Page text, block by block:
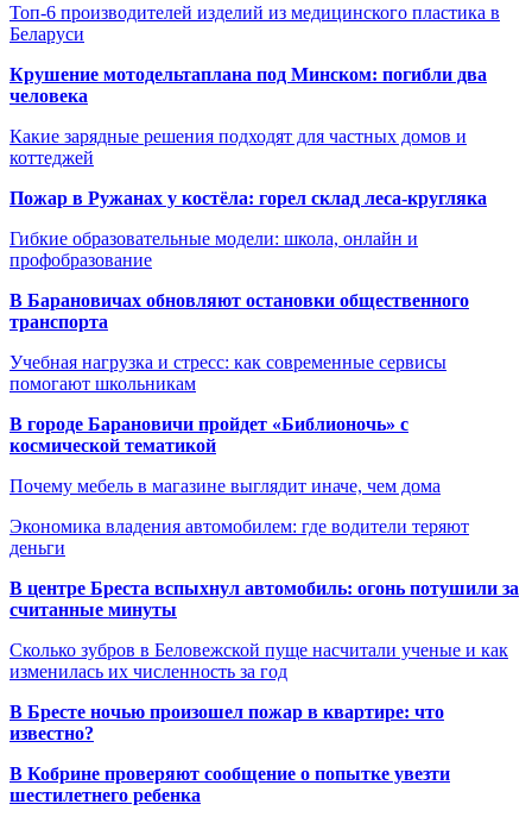
Топ-6 производителей изделий из медицинского пластика в
Беларуси
Крушение мотодельтаплана под Минском: погибли два
человека
Какие зарядные решения подходят для частных домов и
коттеджей
Пожар в Ружанах у костёла: горел склад леса-кругляка
Гибкие образовательные модели: школа, онлайн и
профобразование
В Барановичах обновляют остановки общественного
транспорта
Учебная нагрузка и стресс: как современные сервисы
помогают школьникам
В городе Барановичи пройдет «Библионочь» с
космической тематикой
Почему мебель в магазине выглядит иначе, чем дома
Экономика владения автомобилем: где водители теряют
деньги
В центре Бреста вспыхнул автомобиль: огонь потушили за
считанные минуты
Сколько зубров в Беловежской пуще насчитали ученые и как
изменилась их численность за год
В Бресте ночью произошел пожар в квартире: что
известно?
В Кобрине проверяют сообщение о попытке увезти
шестилетнего ребенка